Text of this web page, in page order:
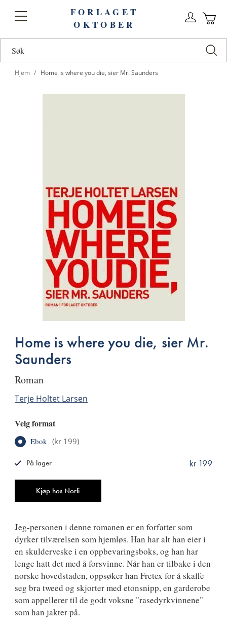
Toggle
FORLAGET
OKTOBER
Hjem Home is where you die, sier Mr. Saunders
Home is where you die, sier Mr.
Saunders
roman
Terje Holtet Larsen
Velg format
Ebok (kr 199)
Kjøp hos Norli
kr 199
På lager
Jeg-personen i denne romanen er en forfatter som
dyrker tilværelsen som hjemløs. Han har alt han eier i
en skulderveske i en oppbevaringsboks, og han har
lenge hatt det med å forsvinne. Når han er tilbake i den
norske hovedstaden, oppsøker han Fretex for å skaffe
seg bra tweed og skjorter med etonsnipp, en garderobe
som appellerer til de godt voksne "rasedyrkvinnene"
som han jakter på.